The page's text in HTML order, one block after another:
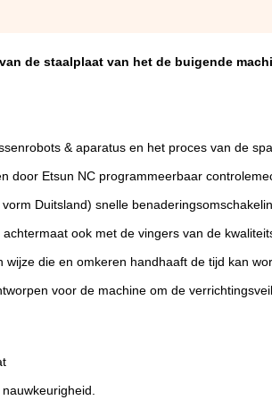
de staalplaat van het de buigende
& aparatus en het proces van de
door Etsun NC programmeerbaar
Duitsland) snelle
ook met de vingers van de
die en omkeren handhaaft de tijd kan
voor de machine om de